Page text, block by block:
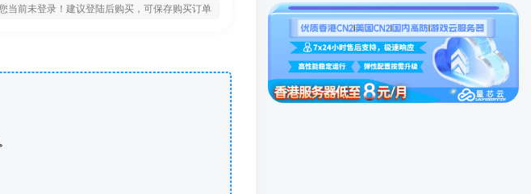
当前未登录！建议登陆后购买，可保存购买订单